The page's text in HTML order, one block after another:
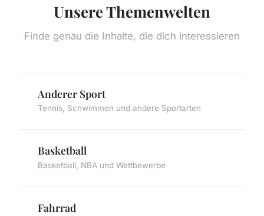
Unsere Themenwelten
Finde genau die Inhalte, die dich interessieren
Anderer Sport
Tennis, Schwimmen und andere Sportarten
Basketball
Basketball, NBA und Wettbewerbe
Fahrrad